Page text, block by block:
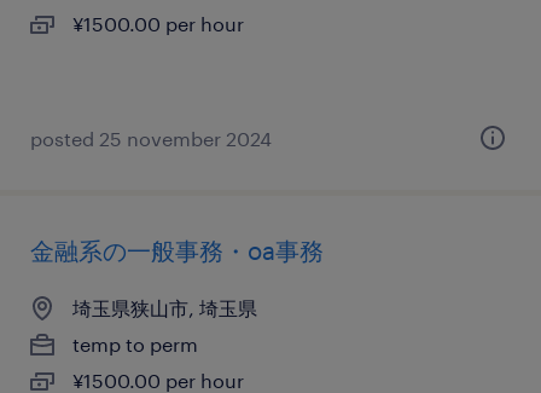
¥1500.00 per hour
posted 25 november 2024
金融系の一般事務・oa事務
埼玉県狭山市, 埼玉県
temp to perm
¥1500.00 per hour